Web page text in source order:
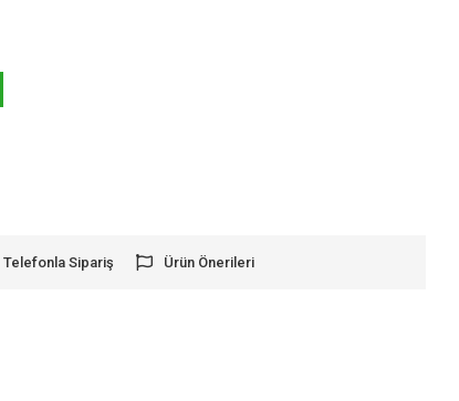
Telefonla Sipariş Ürün Önerileri